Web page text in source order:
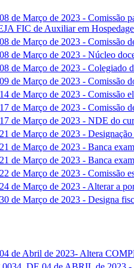
de Março de 2023 - Comissão
FIC de Auxiliar em
de Março de 2023 - Comissão
de Março de 2023 - Núcleo
de Março de 2023 - Colegiado
de Março de 2023 - Comissão
de Março de 2023 - Comissão
de Março de 2023 - Comissão
de Março de 2023 - NDE do
de Março de 2023 -
de Março de 2023 - Banca
de Março de 2023 - Banca
de Março de 2023 - Comissão
de Março de 2023 - Alterar a
de Março de 2023 - Designa
de Abril de 2023- Altera